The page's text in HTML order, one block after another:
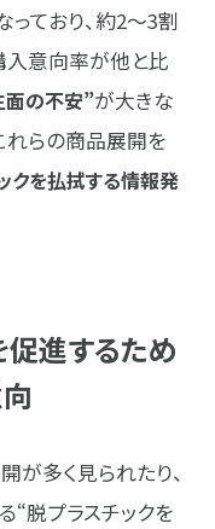
っており、約2～3割
入意向率が他と比
面の不安”が大きな
れらの商品展開を
クを払拭する情報発
促進するため
が多く見られたり、
“脱プラスチックを